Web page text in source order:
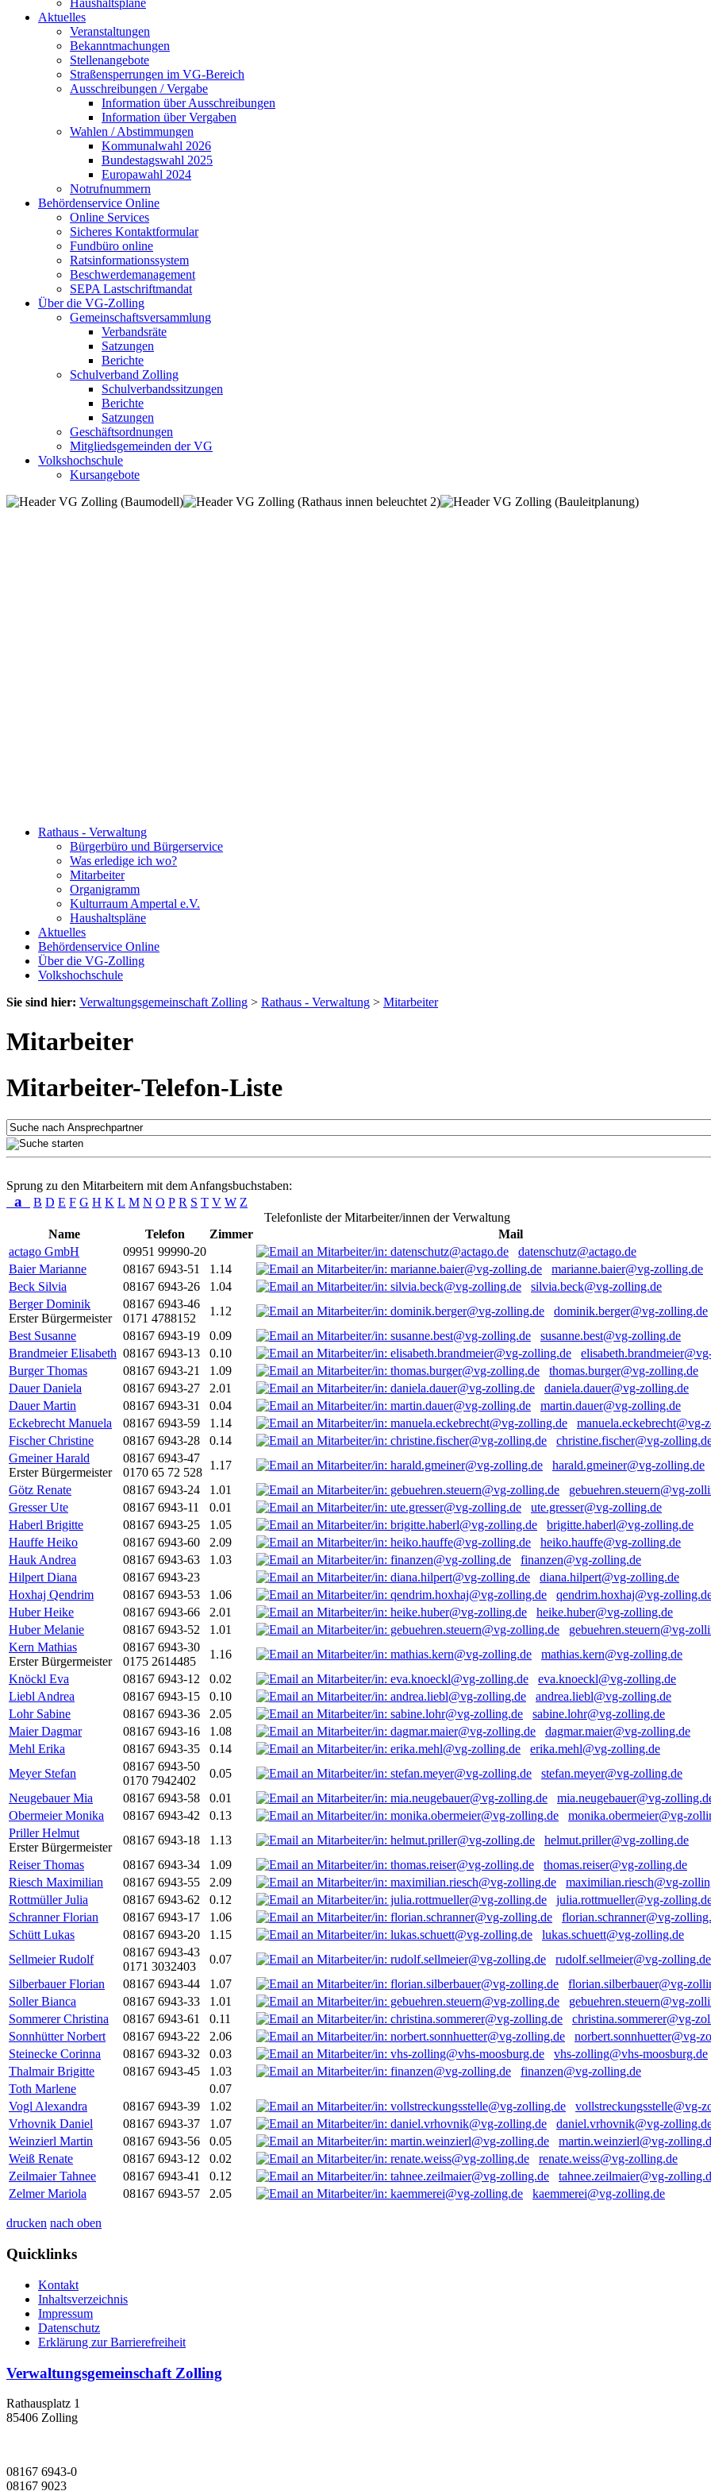
Haushaltspläne
Aktuelles
Veranstaltungen
Bekanntmachungen
Stellenangebote
Straßensperrungen im VG-Bereich
Ausschreibungen / Vergabe
Information über Ausschreibungen
Information über Vergaben
Wahlen / Abstimmungen
Kommunalwahl 2026
Bundestagswahl 2025
Europawahl 2024
Notrufnummern
Behördenservice Online
Online Services
Sicheres Kontaktformular
Fundbüro online
Ratsinformationssystem
Beschwerdemanagement
SEPA Lastschriftmandat
Über die VG-Zolling
Gemeinschaftsversammlung
Verbandsräte
Satzungen
Berichte
Schulverband Zolling
Schulverbandssitzungen
Berichte
Satzungen
Geschäftsordnungen
Mitgliedsgemeinden der VG
Volkshochschule
Kursangebote
Rathaus - Verwaltung
Bürgerbüro und Bürgerservice
Was erledige ich wo?
Mitarbeiter
Organigramm
Kulturraum Ampertal e.V.
Haushaltspläne
Aktuelles
Behördenservice Online
Über die VG-Zolling
Volkshochschule
Sie sind hier: Verwaltungsgemeinschaft Zolling > Rathaus - Verwaltung > Mitarbeiter
Mitarbeiter
Mitarbeiter-Telefon-Liste
Sprung zu den Mitarbeitern mit dem Anfangsbuchstaben:
a B D E F G H K L M N O P R S T V W Z
Telefonliste der Mitarbeiter/innen der Verwaltung
Name
Telefon Zimmer
Mail
actago GmbH
09951 99990-20
datenschutz@actago.de
Baier Marianne
08167 6943-51 1.14
marianne.baier@vg-zolling.de
Beck Silvia
08167 6943-26 1.04
silvia.beck@vg-zolling.de
Berger Dominik
Erster Bürgermeister
08167 6943-46
0171 4788152
1.12
dominik.berger@vg-zolling.de
Best Susanne
08167 6943-19 0.09
susanne.best@vg-zolling.de
Brandmeier Elisabeth 08167 6943-13 0.10
Burger Thomas
08167 6943-21 1.09
thomas.burger@vg-zolling.de
Dauer Daniela
08167 6943-27 2.01
daniela.dauer@vg-zolling.de
Dauer Martin
08167 6943-31 0.04
martin.dauer@vg-zolling.de
Eckebrecht Manuela
08167 6943-59 1.14
manuela.eckebrecht@vg-
Fischer Christine
08167 6943-28 0.14
christine.fischer@vg-
Gmeiner Harald
Erster Bürgermeister
08167 6943-47
0170 65 72 528
1.17
harald.gmeiner@vg-zolling.de
Götz Renate
08167 6943-24 1.01
gebuehren.steuern@vg-
Gresser Ute
08167 6943-11 0.01
ute.gresser@vg-zolling.de
Haberl Brigitte
08167 6943-25 1.05
brigitte.haberl@vg-zolling.de
Hauffe Heiko
08167 6943-60 2.09
heiko.hauffe@vg-zolling.de
Hauk Andrea
08167 6943-63 1.03
finanzen@vg-zolling.de
Hilpert Diana
08167 6943-23
diana.hilpert@vg-zolling.de
Hoxhaj Qendrim
08167 6943-53 1.06
qendrim.hoxhaj@vg-
Huber Heike
08167 6943-66 2.01
heike.huber@vg-zolling.de
Huber Melanie
08167 6943-52 1.01
gebuehren.steuern@vg-
Kern Mathias
Erster Bürgermeister
08167 6943-30
0175 2614485
1.16
mathias.kern@vg-zolling.de
Knöckl Eva
08167 6943-12 0.02
eva.knoeckl@vg-zolling.de
Liebl Andrea
08167 6943-15 0.10
andrea.liebl@vg-zolling.de
Lohr Sabine
08167 6943-36 2.05
sabine.lohr@vg-zolling.de
Maier Dagmar
08167 6943-16 1.08
dagmar.maier@vg-zolling.de
Mehl Erika
08167 6943-35 0.14
erika.mehl@vg-zolling.de
Meyer Stefan
08167 6943-50
0170 7942402
0.05
stefan.meyer@vg-zolling.de
Neugebauer Mia
08167 6943-58 0.01
mia.neugebauer@vg-
Obermeier Monika
08167 6943-42 0.13
monika.obermeier@vg-
Priller Helmut
Erster Bürgermeister
08167 6943-18 1.13
helmut.priller@vg-zolling.de
Reiser Thomas
08167 6943-34 1.09
thomas.reiser@vg-zolling.de
Riesch Maximilian
08167 6943-55 2.09
maximilian.riesch@vg-
Rottmüller Julia
08167 6943-62 0.12
julia.rottmueller@vg-
Schranner Florian
08167 6943-17 1.06
florian.schranner@vg-
Schütt Lukas
08167 6943-20 1.15
lukas.schuett@vg-zolling.de
Sellmeier Rudolf
08167 6943-43
0171 3032403
0.07
rudolf.sellmeier@vg-zolling.de
Silberbauer Florian
08167 6943-44 1.07
florian.silberbauer@vg-
Soller Bianca
08167 6943-33 1.01
gebuehren.steuern@vg-
Sommerer Christina
08167 6943-61 0.11
christina.sommerer@vg-
Sonnhütter Norbert
08167 6943-22 2.06
norbert.sonnhuetter@vg-
Steinecke Corinna
08167 6943-32 0.03
vhs-zolling@vhs-moosburg.de
Thalmair Brigitte
08167 6943-45 1.03
finanzen@vg-zolling.de
Toth Marlene
0.07
Vogl Alexandra
08167 6943-39 1.02
vollstreckungsstelle@vg-
Vrhovnik Daniel
08167 6943-37 1.07
daniel.vrhovnik@vg-
Weinzierl Martin
08167 6943-56 0.05
martin.weinzierl@vg-
Weiß Renate
08167 6943-12 0.02
renate.weiss@vg-zolling.de
Zeilmaier Tahnee
08167 6943-41 0.12
tahnee.zeilmaier@vg-
Zelmer Mariola
08167 6943-57 2.05 kaemmerei@vg-zolling.de
drucken nach oben
Quicklinks
Kontakt
Inhaltsverzeichnis
Impressum
Datenschutz
Erklärung zur Barrierefreiheit
Verwaltungsgemeinschaft Zolling
Rathausplatz 1
85406 Zolling
08167 6943-0
08167 9023